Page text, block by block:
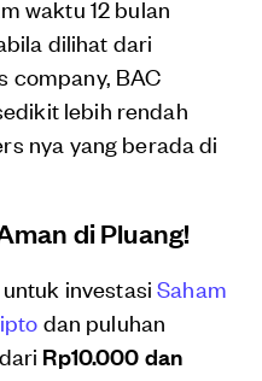
waktu 12 bulan
dilihat dari
company, BAC
lebih rendah
nya yang berada di
di Pluang!
untuk investasiSaham
dan puluhan
Rp10.000 dan